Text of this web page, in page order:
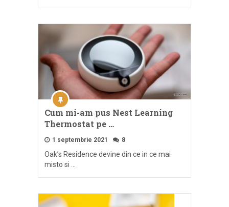
Cum mi-am pus Nest Learning
Thermostat pe …
1 septembrie 2021 8
Oak’s Residence devine din ce in ce mai
misto si …